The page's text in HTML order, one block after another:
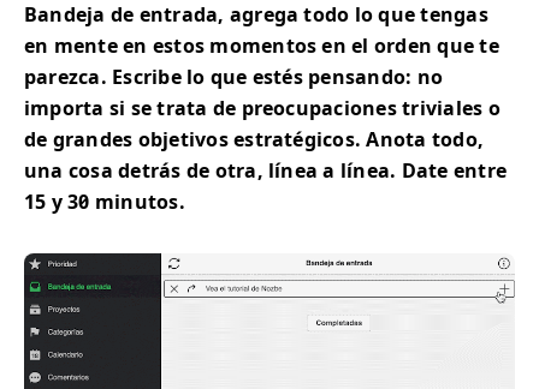
Bandeja de entrada, agrega todo lo que tengas
en mente en estos momentos en el orden que te
parezca. Escribe lo que estés pensando: no
importa si se trata de preocupaciones triviales o
de grandes objetivos estratégicos. Anota todo,
una cosa detrás de otra, línea a línea. Date entre
15 y 30 minutos.